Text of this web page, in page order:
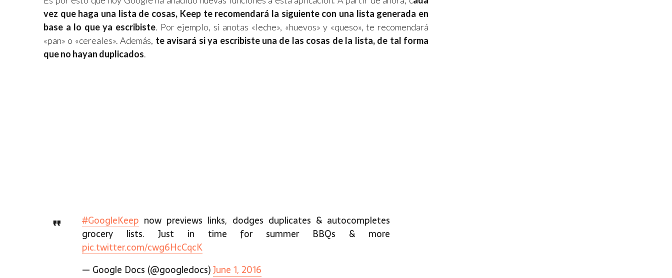
vez que haga una lista de cosas, Keep te recomendará la siguiente con una lista generada en
base a lo que ya escribiste. Por ejemplo, si anotas «leche», «huevos» y «queso», te recomendará
«pan» o «cereales». Además, te avisará si ya escribiste una de las cosas de la lista, de tal forma
que no hayan duplicados.
#GoogleKeep now previews links, dodges duplicates & autocompletes
grocery lists. Just in time for summer BBQs & more
pic.twitter.com/cwg6HcCqcK
— Google Docs (@googledocs)June 1, 2016